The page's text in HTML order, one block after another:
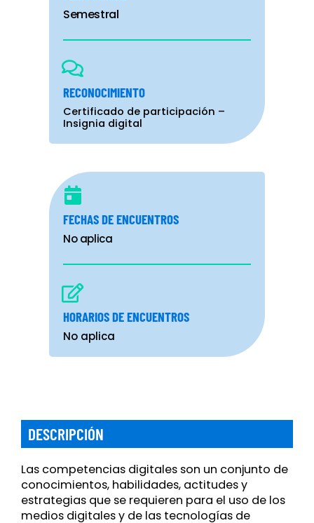
Semestral
RECONOCIMIENTO
Certificado de participación –
Insignia digital
FECHAS DE ENCUENTROS
No aplica
HORARIOS DE ENCUENTROS
No aplica
DESCRIPCIÓN
Las competencias digitales son un conjunto de
conocimientos, habilidades, actitudes y
estrategias que se requieren para el uso de los
medios digitales y de las tecnologías de